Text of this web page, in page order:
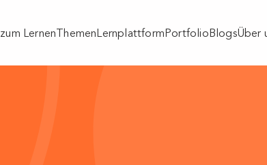
LernenThemenLernplattformPortfolioBlogsÜber